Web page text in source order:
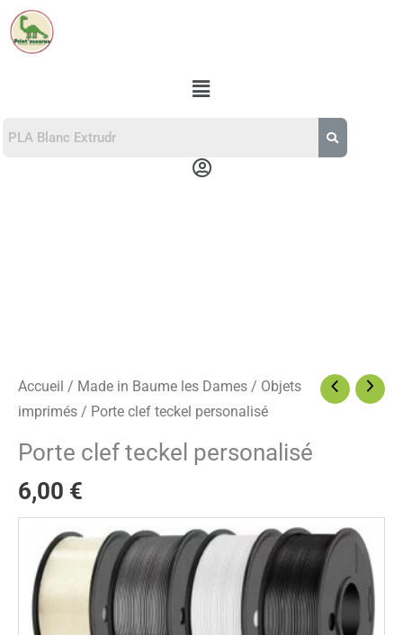
Aller
au
Menu
Menu
Accueil / Made in Baume les Dames / Objets
imprimés / Porte clef teckel personalisé
Porte clef teckel personalisé
6,00 €